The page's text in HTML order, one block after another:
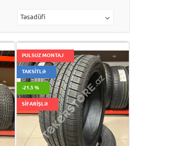
Təsadüfi
PULSUZ MONTAJ
TAKSİTLƏ
-21.5 %
SİFARİŞLƏ